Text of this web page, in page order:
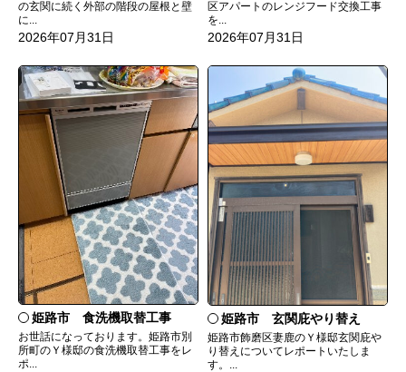
の玄関に続く外部の階段の屋根と壁
に...
2026年07月31日
区アパートのレンジフード交換工事
を...
2026年07月31日
姫路市 食洗機取替工事
お世話になっております。姫路市別
所町のＹ様邸の食洗機取替工事をレ
ポ...
姫路市 玄関庇やり替え
姫路市飾磨区妻鹿のＹ様邸玄関庇や
り替えについてレポートいたしま
す。...